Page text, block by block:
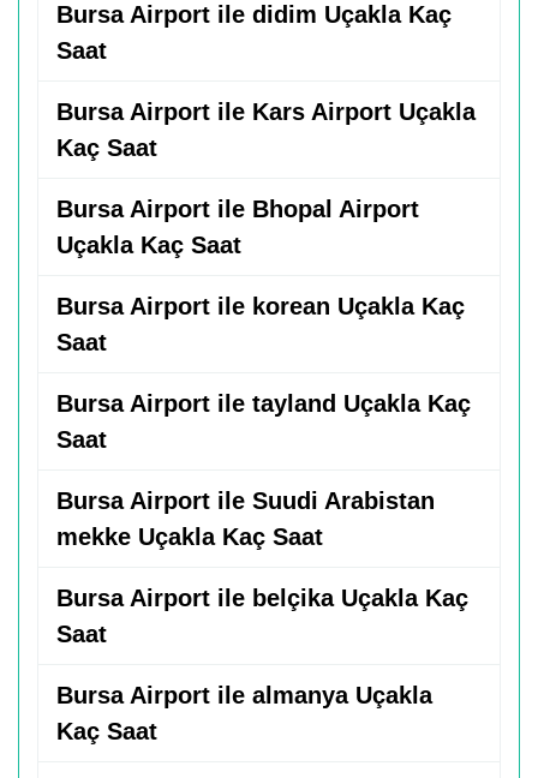
Bursa Airport ile didim Uçakla Kaç
Saat
Bursa Airport ile Kars Airport Uçakla
Kaç Saat
Bursa Airport ile Bhopal Airport
Uçakla Kaç Saat
Bursa Airport ile korean Uçakla Kaç
Saat
Bursa Airport ile tayland Uçakla Kaç
Saat
Bursa Airport ile Suudi Arabistan
mekke Uçakla Kaç Saat
Bursa Airport ile belçika Uçakla Kaç
Saat
Bursa Airport ile almanya Uçakla
Kaç Saat